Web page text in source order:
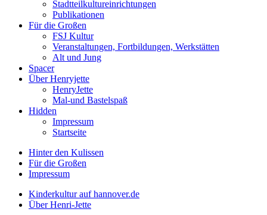
Stadtteilkultureinrichtungen
Publikationen
Für die Großen
FSJ Kultur
Veranstaltungen, Fortbildungen, Werkstätten
Alt und Jung
Spacer
Über Henryjette
HenryJette
Mal-und Bastelspaß
Hidden
Impressum
Startseite
Hinter den Kulissen
Für die Großen
Impressum
Kinderkultur auf hannover.de
Über Henri-Jette